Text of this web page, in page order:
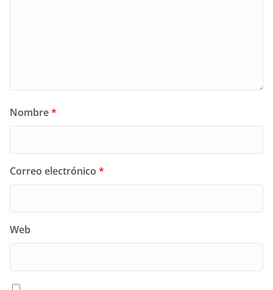
Nombre*
Correo electrónico *
Web